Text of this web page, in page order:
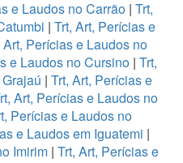
e Laudos no Carrão | Trt,
| Trt, Art, Perícias e
Art, Perícias e Laudos no
e Laudos no Cursino | Trt,
| Trt, Art, Perícias e
Art, Perícias e Laudos no
Perícias e Laudos no
e Laudos em Iguatemi |
Imirim | Trt, Art, Perícias e